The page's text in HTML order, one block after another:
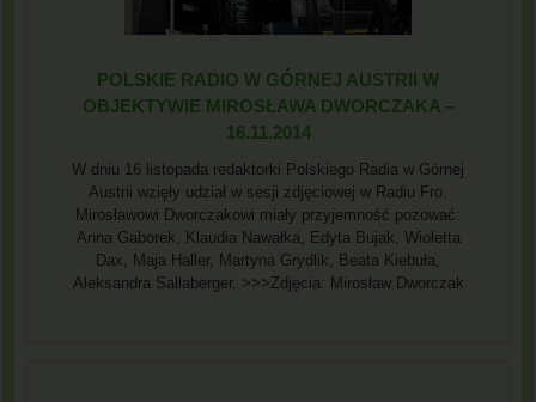
POLSKIE RADIO W GÓRNEJ AUSTRII W
OBJEKTYWIE MIROSŁAWA DWORCZAKA –
16.11.2014
W dniu 16 listopada redaktorki Polskiego Radia w Górnej
Austrii wzięły udział w sesji zdjęciowej w Radiu Fro.
Mirosławowi Dworczakowi miały przyjemność pozować:
Anna Gaborek, Klaudia Nawałka, Edyta Bujak, Wioletta
Dax, Maja Haller, Martyna Grydlik, Beata Kiebuła,
Aleksandra Sallaberger. >>>Zdjęcia: Mirosław Dworczak